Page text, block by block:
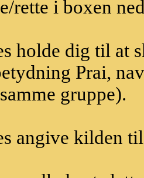
rette i boxen
holde dig til at
Prai,
gruppe).
angive kilden